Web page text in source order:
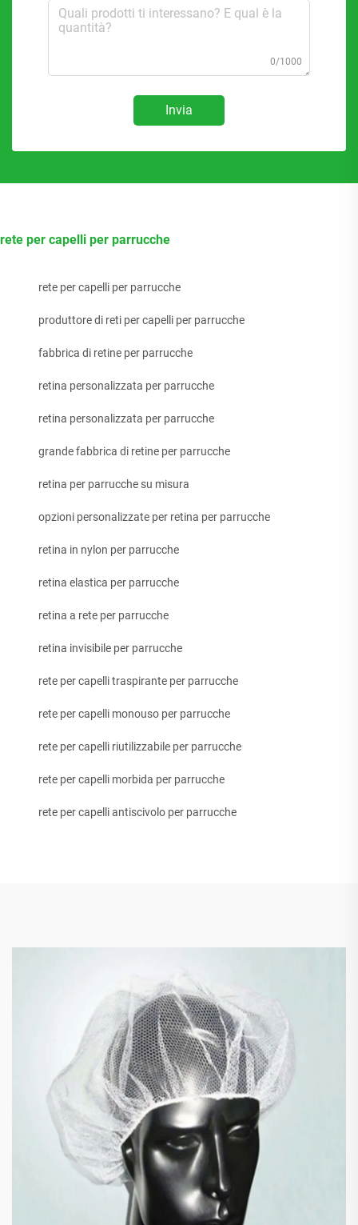
0/1000
Invia
rete per capelli per parrucche
rete per capelli per parrucche
produttore di reti per capelli per parrucche
fabbrica di retine per parrucche
retina personalizzata per parrucche
retina personalizzata per parrucche
grande fabbrica di retine per parrucche
retina per parrucche su misura
opzioni personalizzate per retina per parrucche
retina in nylon per parrucche
retina elastica per parrucche
retina a rete per parrucche
retina invisibile per parrucche
rete per capelli traspirante per parrucche
rete per capelli monouso per parrucche
rete per capelli riutilizzabile per parrucche
rete per capelli morbida per parrucche
rete per capelli antiscivolo per parrucche